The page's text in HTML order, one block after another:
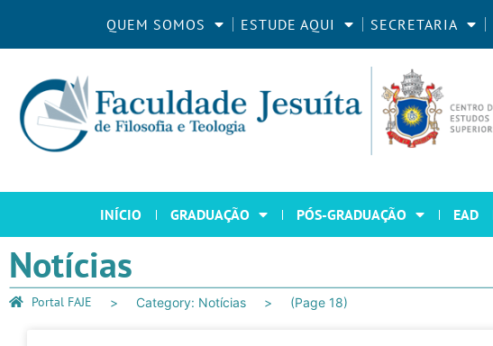
QUEM SOMOS ESTUDE AQUI SECRETARIA
INÍCIO GRADUAÇÃO PÓS-GRADUAÇÃO EAD
Notícias
Portal FAJE Category: Notícias (Page 18)